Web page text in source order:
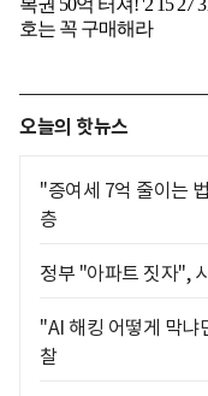
오늘의 핫뉴스
"증여세 7억 줄이는
층
정부 "아파트 짓자",
"AI 해킹 어떻게 막
찰